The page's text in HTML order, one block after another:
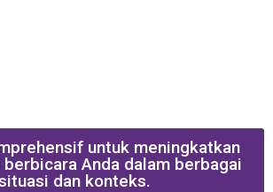
untuk meningkatkan
berbicara Anda dalam berbagai
dan konteks.